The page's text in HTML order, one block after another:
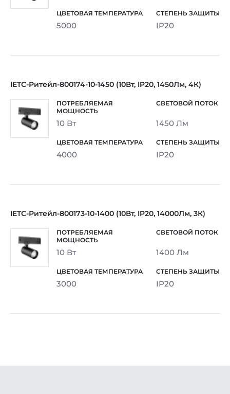
5000 IP20
IETC-Ритейл-800174-10-1450 (10Вт, IP20, 1450Лм, 4К)
10 Вт 1450 Лм
4000 IP20
IETC-Ритейл-800173-10-1400 (10Вт, IP20, 14000Лм, 3К)
10 Вт 1400 Лм
3000 IP20